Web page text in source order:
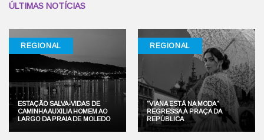
ÚLTIMAS NOTÍCIAS
REGIONAL
ESTAÇÃO SALVA-VIDAS DE
CAMINHA AUXILIA HOMEM AO
LARGO DA PRAIA DE MOLEDO
REGIONAL
“VIANA ESTÁ NA MODA”
REGRESSA À PRAÇA DA
REPÚBLICA